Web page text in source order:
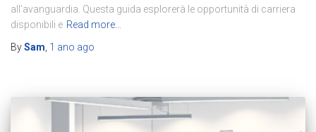
all’avanguardia. Questa guida esplorerà le opportunità di carriera
disponibili e Read more…
BySam 1 ano ago